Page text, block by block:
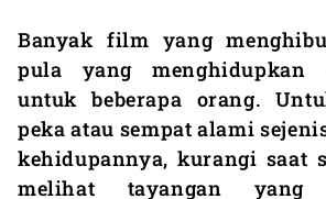
Banyak film yang
pula yang menghidupkan
untuk beberapa orang.
peka atau sempat alami
kehidupannya, kurangi saat
melihat tayangan yang